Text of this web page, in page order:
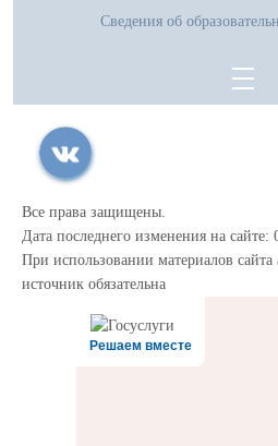
Сведения об
Все права защищены.
Дата последнего изменения на сайте:
При использовании материалов сайта
источник обязательна
Решаем вместе